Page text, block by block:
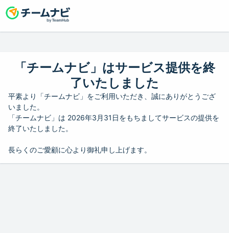
「チームナビ」はサービス提供を終
了いたしました
平素より「チームナビ」をご利用いただき、誠にありがとうござ
いました。
「チームナビ」は 2026年3月31日をもちましてサービスの提供を
終了いたしました。
長らくのご愛顧に心より御礼申し上げます。